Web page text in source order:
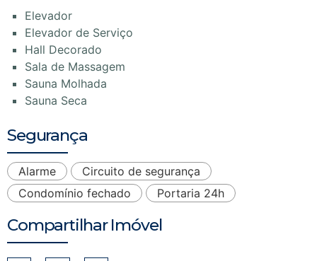
Elevador
Elevador de Serviço
Hall Decorado
Sala de Massagem
Sauna Molhada
Sauna Seca
Segurança
Alarme
Circuito de segurança
Condomínio fechado
Portaria 24h
Compartilhar Imóvel